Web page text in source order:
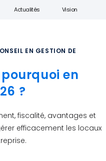
Actualités Vision
EN GESTION DE
en
?
fiscalité, avantages et
efficacement les locaux